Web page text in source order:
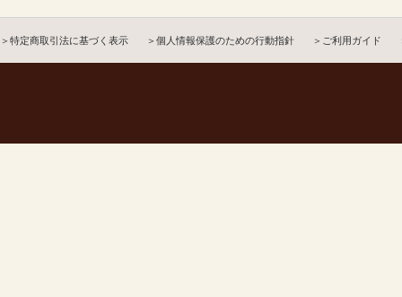
＞特定商取引法に基づく表示 ＞個人情報保護のための行動指針 ＞ご利用ガイド